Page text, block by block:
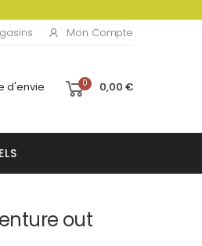
Mon Compte
d'envie 0 0,00 €
out